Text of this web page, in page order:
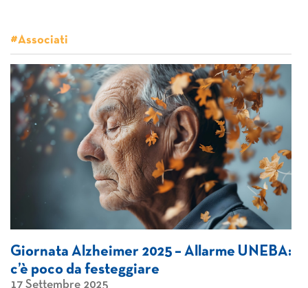
#Associati
Giornata Alzheimer 2025 – Allarme UNEBA:
c’è poco da festeggiare
17 Settembre 2025